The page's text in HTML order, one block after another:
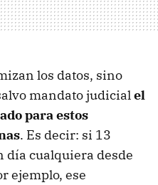
los datos, sino
mandato judicialel
para estos
. Es decir: si 13
día cualquiera desde
ejemplo, ese